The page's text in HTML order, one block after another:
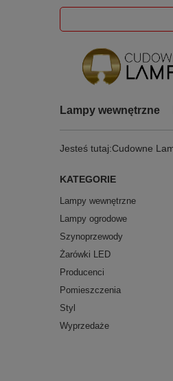
Lampy wewnętrzne
Jesteś tutaj:Cudowne
KATEGORIE
Lampy wewnętrzne
Lampy ogrodowe
Szynoprzewody
Żarówki LED
Producenci
Pomieszczenia
Styl
Wyprzedaże